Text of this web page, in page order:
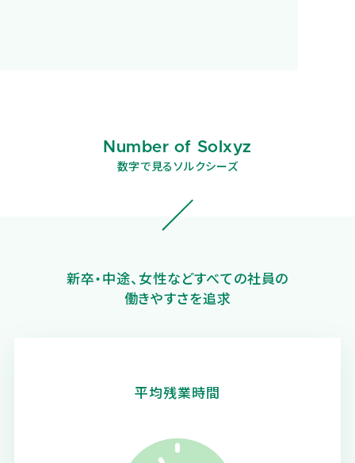
Number of Solxyz
数字で見るソルクシーズ
新卒・中途、女性などすべての社員の
働きやすさを追求
平均残業時間